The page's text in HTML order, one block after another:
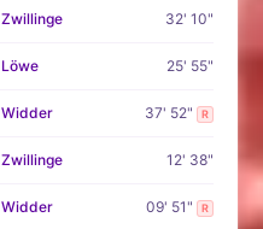
Zwillinge 32' 10"
Löwe 25' 55"
Widder 37' 52" R
Zwillinge 12' 38"
Widder 09' 51" R